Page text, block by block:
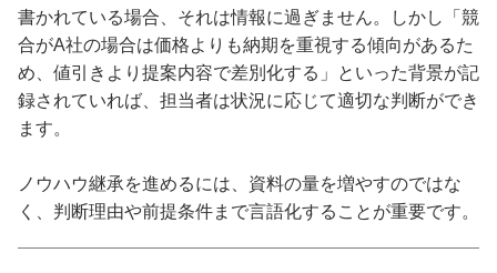
書かれている場合、それは情報に過ぎません。しかし「競
合がA社の場合は価格よりも納期を重視する傾向があるた
め、値引きより提案内容で差別化する」といった背景が記
録されていれば、担当者は状況に応じて適切な判断ができ
ます。
ノウハウ継承を進めるには、資料の量を増やすのではな
く、判断理由や前提条件まで言語化することが重要です。